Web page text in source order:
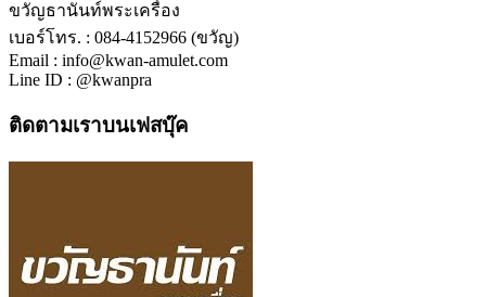
ขวัญธานันท์พระเครื่อง
เบอร์โทร. : 084-4152966 (ขวัญ)
Email : info@kwan-amulet.com
Line ID : @kwanpra
ติดตามเราบนเฟสบุ๊ค